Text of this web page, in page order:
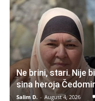
Ne brini, stari. Nije
sina heroja
Salim D. - August 4, 2026